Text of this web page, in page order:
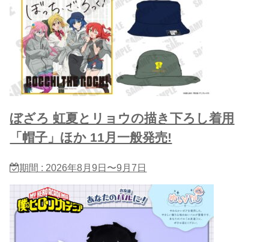
ぼざろ 虹夏とリョウの描き下ろし着用
「帽子」ほか 11月一般発売!
期間 : 2026年8月9日〜9月7日